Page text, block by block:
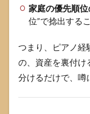
いた
のは
本
9.3
Q3. 母
親の
家庭の優先順位
位”で捻出する
つまり、ピアノ経
の、資産を裏付け
分けるだけで、噂